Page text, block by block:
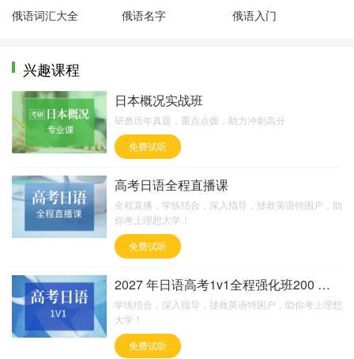
俄语词汇大全
俄语名字 俄语入门
兴趣课程
日本概况实战班
研磨历年真题，重点点拨，助力冲刺高分
免费试听
高考日语全程直播课
全程直播，学练结合，深入指导，拯救英语特困户，助
你考上理想大学！
免费试听
2027 年日语高考1v1全程强化班200 课时
学练结合，深入指导，拯救英语特困户，助你考上理想
大学！
免费试听